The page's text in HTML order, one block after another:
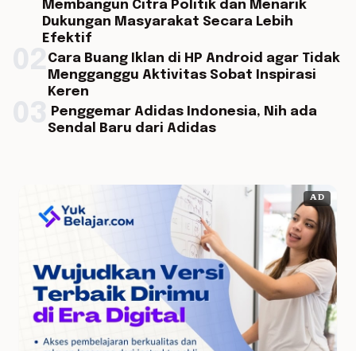
Membangun Citra Politik dan Menarik
Dukungan Masyarakat Secara Lebih
Efektif
Cara Buang Iklan di HP Android agar Tidak
Mengganggu Aktivitas Sobat Inspirasi
Keren
Penggemar Adidas Indonesia, Nih ada
Sendal Baru dari Adidas
AD